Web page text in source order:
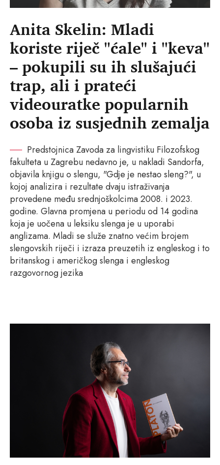
Anita Skelin: Mladi
koriste riječ "ćale" i "keva"
– pokupili su ih slušajući
trap, ali i prateći
videouratke popularnih
osoba iz susjednih zemalja
Predstojnica Zavoda za lingvistiku Filozofskog
fakulteta u Zagrebu nedavno je, u nakladi Sandorfa,
objavila knjigu o slengu, "Gdje je nestao sleng?", u
kojoj analizira i rezultate dvaju istraživanja
provedene među srednjoškolcima 2008. i 2023.
godine. Glavna promjena u periodu od 14 godina
koja je uočena u leksiku slenga je u uporabi
anglizama. Mladi se služe znatno većim brojem
slengovskih riječi i izraza preuzetih iz engleskog i to
britanskog i američkog slenga i engleskog
razgovornog jezika